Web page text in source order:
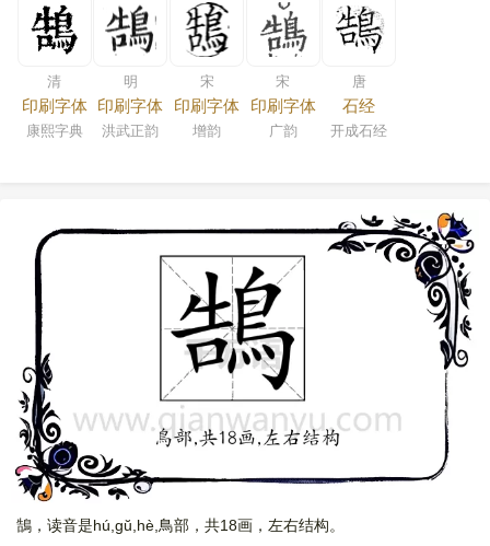
清
印刷字体
康熙字典
明
印刷字体
洪武正韵
宋
印刷字体
增韵
宋
印刷字体
广韵
唐
石经
开成石经
鵠，读音是hú,gŭ,hè,鳥部，共18画，左右结构。